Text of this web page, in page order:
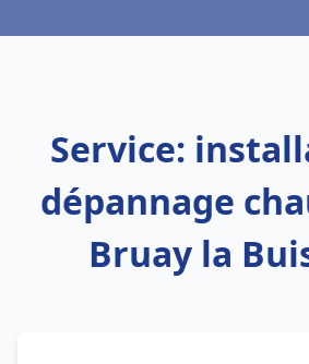
Service:
dépannage
Bruay la